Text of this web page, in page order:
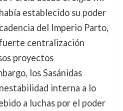
establecido su poder
del Imperio Parto,
centralización
proyectos
los Sasánidas
interna a lo
a luchas por el poder